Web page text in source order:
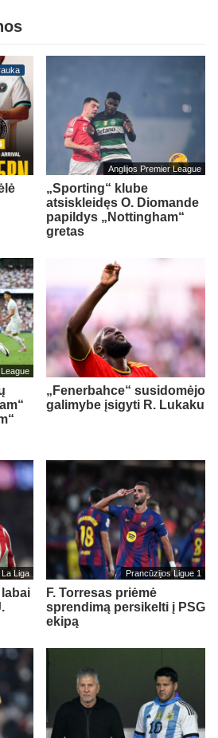
Anglijos Premier League
„Sporting“ klube
atsiskleidęs O. Diomande
papildys „Nottingham“
gretas
„Fenerbahce“ susidomėjo
galimybe įsigyti R. Lukaku
Liga
labai
Prancūzijos Ligue 1
F. Torresas priėmė
sprendimą persikelti į PSG
ekipą